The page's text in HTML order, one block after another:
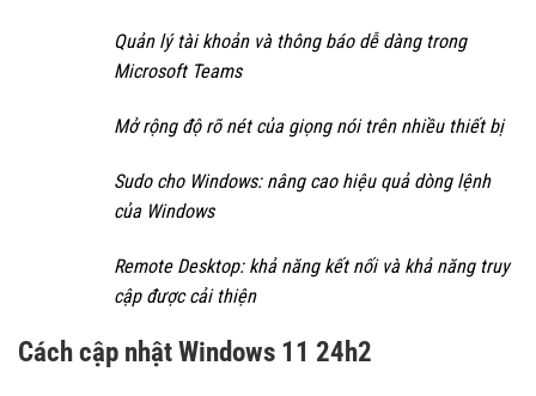
Quản lý tài khoản và thông báo dễ dàng trong
Microsoft Teams
Mở rộng độ rõ nét của giọng nói trên nhiều thiết bị
Sudo cho Windows: nâng cao hiệu quả dòng lệnh
của Windows
Remote Desktop: khả năng kết nối và khả năng truy
cập được cải thiện
Cách cập nhật Windows 11 24h2